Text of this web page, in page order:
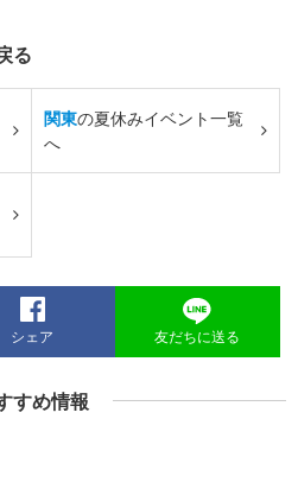
る
関東の夏休みイベント一覧
へ
シェア 友だちに送る
すめ情報